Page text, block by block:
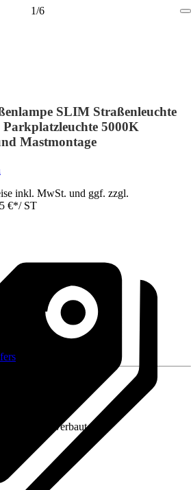
1/6
SLIM Straßenleuchte
5000K
Mastmontage
inkl. MwSt. und ggf. zzgl.
€*/ ST
LED fest verbaut